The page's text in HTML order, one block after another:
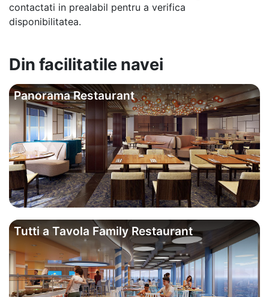
contactati in prealabil pentru a verifica
disponibilitatea.
Din facilitatile navei
Panorama Restaurant
Tutti a Tavola Family Restaurant